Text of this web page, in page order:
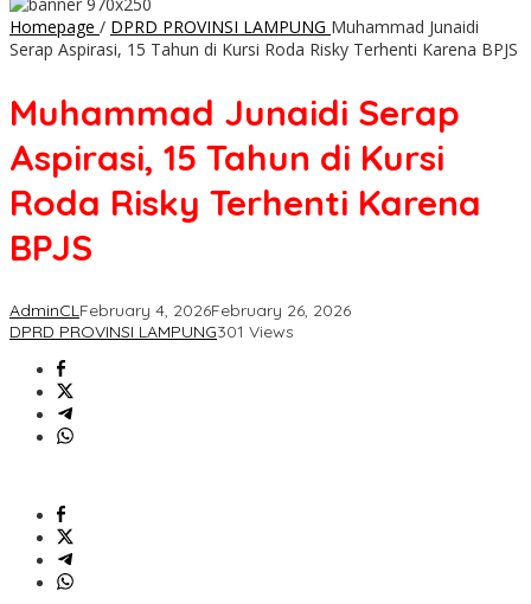
Homepage / DPRD PROVINSI LAMPUNG Muhammad Junaidi
Serap Aspirasi, 15 Tahun di Kursi Roda Risky Terhenti Karena BPJS
Muhammad Junaidi Serap
Aspirasi, 15 Tahun di Kursi
Roda Risky Terhenti Karena
BPJS
AdminCLFebruary 4, 2026February 26, 2026
DPRD PROVINSI LAMPUNG301 Views